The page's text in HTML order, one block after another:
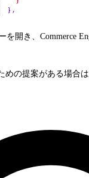
を開き、Commerce
めの提案がある場合は